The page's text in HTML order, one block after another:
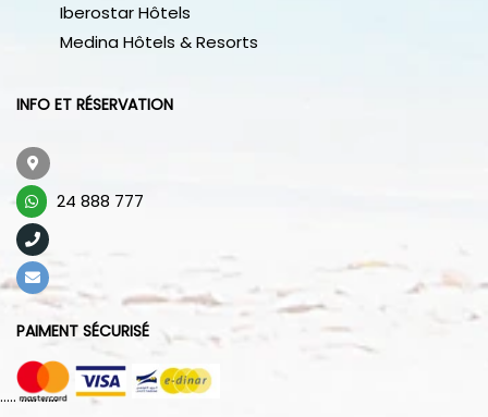
Iberostar Hôtels
Medina Hôtels & Resorts
INFO ET RÉSERVATION
24 888 777
PAIMENT SÉCURISÉ
..... ..... .....